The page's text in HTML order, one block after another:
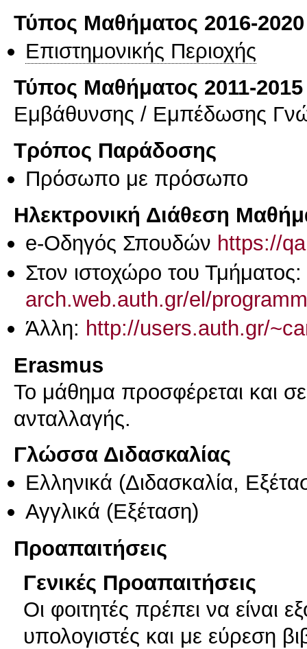
Τύπος Μαθήματος 2016-2020
Επιστημονικής Περιοχής
Τύπος Μαθήματος 2011-2015
Εμβάθυνσης / Εμπέδωσης
Τρόπος Παράδοσης
Πρόσωπο με πρόσωπο
Ηλεκτρονική Διάθεση
e-Οδηγός Σπουδών https://
Στον ιστοχώρο του Τμήματος:
arch.web.auth.gr/el/
Άλλη: http://users.auth.gr/
Erasmus
Το μάθημα προσφέρεται και
ανταλλαγής.
Γλώσσα Διδασκαλίας
Ελληνικά (Διδασκαλία,
Αγγλικά (Εξέταση)
Προαπαιτήσεις
Γενικές Προαπαιτήσεις
Οι φοιτητές πρέπει να είναι
υπολογιστές και με εύρεση